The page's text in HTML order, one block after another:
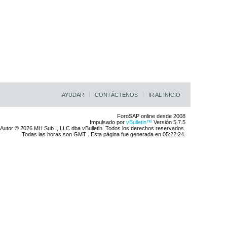
AYUDAR CONTÁCTENOS IR AL INICIO
ForoSAP online desde 2008
Impulsado por vBulletin™ Versión 5.7.5
© 2026 MH Sub I, LLC dba vBulletin. Todos los derechos reservados.
Todas las horas son GMT . Esta página fue generada en 05:22:24.